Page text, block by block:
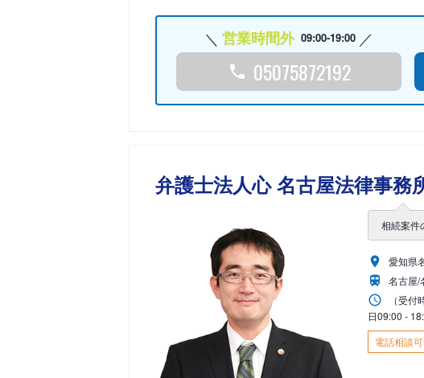
営業時間外 09:00-19:00
05075872192
弁護士法人心 名古屋法律事務
相続案件
愛知県
名古屋/
（受付
日09:00 -
電話相談